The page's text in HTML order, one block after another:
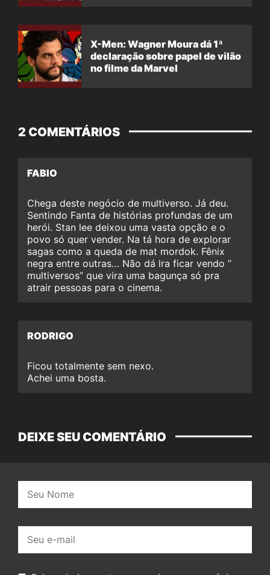
X-Men: Wagner Moura dá 1ª
declaração sobre papel de vilão
no filme da Marvel
2 COMENTÁRIOS
FABIO
Chega deste negócio de multiverso. Já deu.
Sentindo Fanta de histórias profundas de um
herói. Stan lee deixou uma vasta opção e o
povo só quer vender. Na tá hora de explorar
sagas como a queda de mat mordok. Fênix
negra entre outras… Não dá lra ficar vendo ”
multiversos” que vira uma bagunça só pra
atrair pessoas para o cinema.
RODRIGO
Ficou totalmente sem nexo.
Achei uma bosta.
DEIXE SEU COMENTÁRIO
mail: